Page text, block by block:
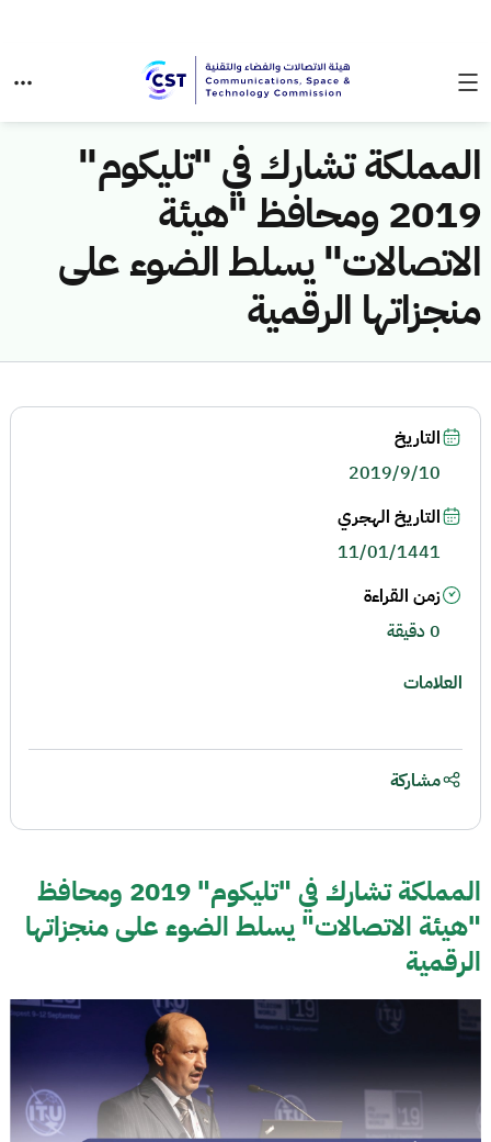
المملكة تشارك في "تليكوم"
2019 ومحافظ "هيئة
الاتصالات" يسلط الضوء على
منجزاتها الرقمية
المملكة تشارك في "تليكوم" 2019 ومحافظ
"هيئة الاتصالات" يسلط الضوء على منجزاتها
الرقمية
التاريخ
2019/9/10
التاريخ الهجري
11/01/1441
زمن القراءة
0 دقيقة
العلامات
مشاركة